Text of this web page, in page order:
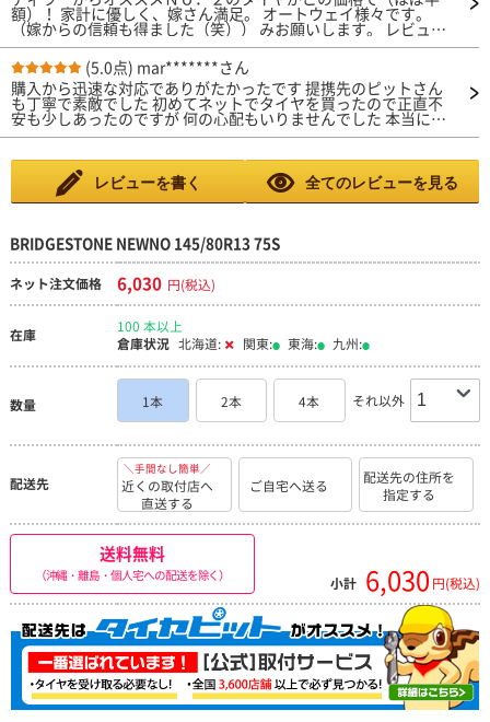
額）！ 家計に優しく、嫁さん満足。 オートウェイ様々です。
（嫁からの信頼も得ました（笑）） みお願いします。 レビュー
は、つけたばかりでディラーからもオススメのタイヤなので、と
りあえず満点にしときます。
(5.0点) mar*******さん
購入から迅速な対応でありがたかったです 提携先のピットさん
も丁寧で素敵でした 初めてネットでタイヤを買ったので正直不
安も少しあったのですが 何の心配もいりませんでした 本当に良
かったです 次買うときも利用するつもりです
レビューを書く 全てのレビューを見る
BRIDGESTONE NEWNO 145/80R13 75S
ネット注文価格 6,030 円(税込)
在庫
100 本以上
倉庫状況 北海道: 関東: 東海: 九州:
数量 1本 2本 4本 それ以外
配送先
＼手間なし簡単／
近くの取付店へ
直送する
ご自宅へ送る
配送先の住所を
指定する
送料無料
（沖縄・離島・個人宅への配送を除く） 小計 6,030 円(税込)